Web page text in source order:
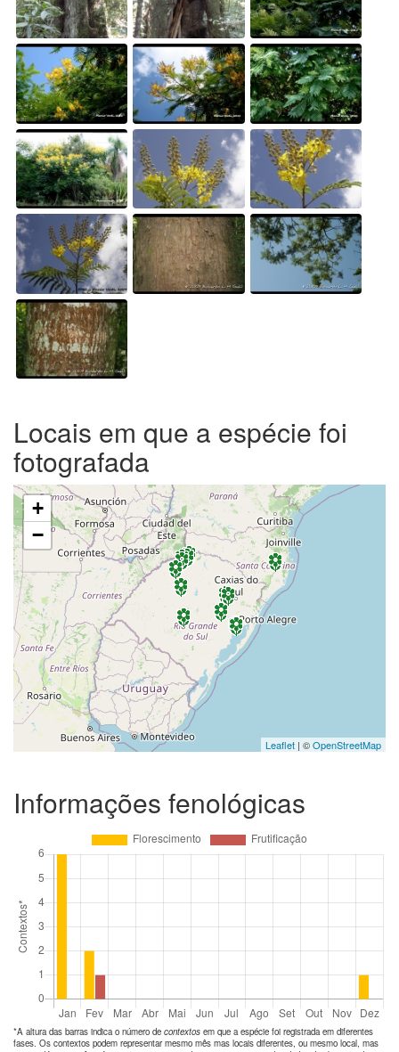
Locais em que a espécie foi
fotografada
+
−
Leaflet | ©OpenStreetMap
Informações fenológicas
*A altura das barras indica o número de contextos em que a espécie foi registrada em diferentes
fases. Os contextos podem representar mesmo mês mas locais diferentes, ou mesmo local, mas